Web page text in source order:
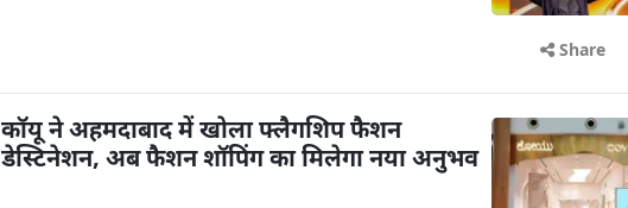
Share
कॉयू ने अहमदाबाद में खोला फ्लैगशिप फैशन
डेस्टिनेशन, अब फैशन शॉपिंग का मिलेगा नया अनुभव